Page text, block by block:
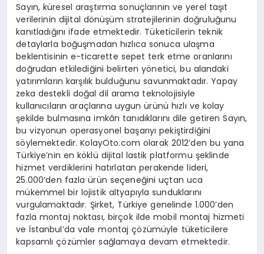
Sayın, küresel araştırma sonuçlarının ve yerel taşıt
verilerinin dijital dönüşüm stratejilerinin doğruluğunu
kanıtladığını ifade etmektedir. Tüketicilerin teknik
detaylarla boğuşmadan hızlıca sonuca ulaşma
beklentisinin e-ticarette sepet terk etme oranlarını
doğrudan etkilediğini belirten yönetici, bu alandaki
yatırımların karşılık bulduğunu savunmaktadır. Yapay
zeka destekli doğal dil arama teknolojisiyle
kullanıcıların araçlarına uygun ürünü hızlı ve kolay
şekilde bulmasına imkân tanıdıklarını dile getiren Sayın,
bu vizyonun operasyonel başarıyı pekiştirdiğini
söylemektedir. KolayOto.com olarak 2012’den bu yana
Türkiye’nin en köklü dijital lastik platformu şeklinde
hizmet verdiklerini hatırlatan perakende lideri,
25.000’den fazla ürün seçeneğini uçtan uca
mükemmel bir lojistik altyapıyla sunduklarını
vurgulamaktadır. Şirket, Türkiye genelinde 1.000’den
fazla montaj noktası, birçok ilde mobil montaj hizmeti
ve İstanbul’da vale montaj çözümüyle tüketicilere
kapsamlı çözümler sağlamaya devam etmektedir.